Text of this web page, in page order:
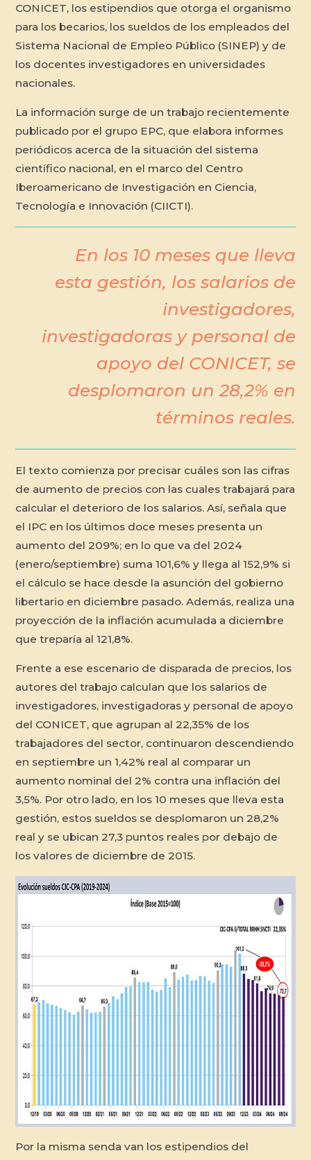
CONICET, los estipendios que otorga el organismo
para los becarios, los sueldos de los empleados del
Sistema Nacional de Empleo Público (SINEP) y de
los docentes investigadores en universidades
nacionales.
La información surge de un trabajo recientemente
publicado por el grupo EPC, que elabora informes
periódicos acerca de la situación del sistema
científico nacional, en el marco del Centro
Iberoamericano de Investigación en Ciencia,
Tecnología e Innovación (CIICTI).
En los 10 meses que lleva
esta gestión, los salarios de
investigadores,
investigadoras y personal de
apoyo del CONICET, se
desplomaron un 28,2% en
términos reales.
El texto comienza por precisar cuáles son las cifras
de aumento de precios con las cuales trabajará para
calcular el deterioro de los salarios. Así, señala que
el IPC en los últimos doce meses presenta un
aumento del 209%; en lo que va del 2024
(enero/septiembre) suma 101,6% y llega al 152,9% si
el cálculo se hace desde la asunción del gobierno
libertario en diciembre pasado. Además, realiza una
proyección de la inflación acumulada a diciembre
que treparía al 121,8%.
Frente a ese escenario de disparada de precios, los
autores del trabajo calculan que los salarios de
investigadores, investigadoras y personal de apoyo
del CONICET, que agrupan al 22,35% de los
trabajadores del sector, continuaron descendiendo
en septiembre un 1,42% real al comparar un
aumento nominal del 2% contra una inflación del
3,5%. Por otro lado, en los 10 meses que lleva esta
gestión, estos sueldos se desplomaron un 28,2%
real y se ubican 27,3 puntos reales por debajo de
los valores de diciembre de 2015.
Por la misma senda van los estipendios del